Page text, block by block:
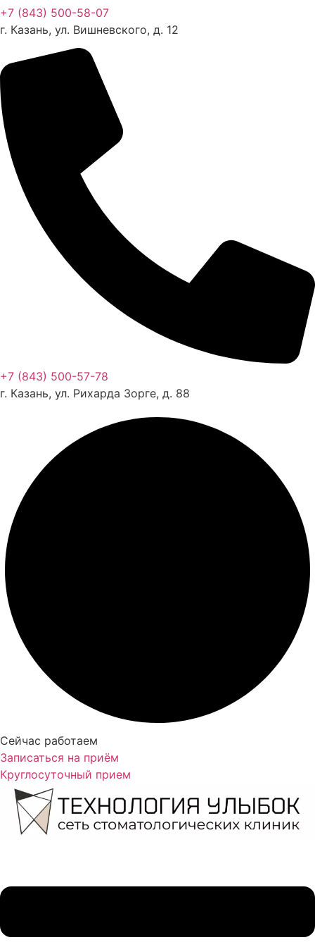
+7 (843) 500-58-07
г. Казань, ул. Вишневского, д. 12
+7 (843) 500-57-78
г. Казань, ул. Рихарда Зорге, д. 88
Сейчас работаем
Записаться на приём
Круглосуточный прием